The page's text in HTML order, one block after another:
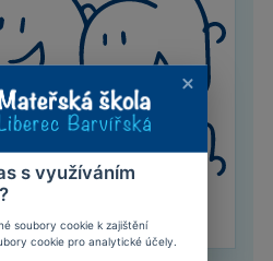
s využíváním
soubory cookie k zajištění
cookie pro analytické účely.